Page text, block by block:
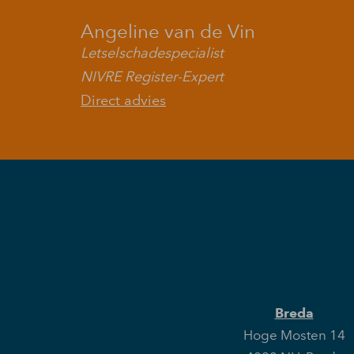
Angeline van de Vin
Letselschadespecialist
NIVRE Register-Expert
Direct advies
Breda
Hoge Mosten 14